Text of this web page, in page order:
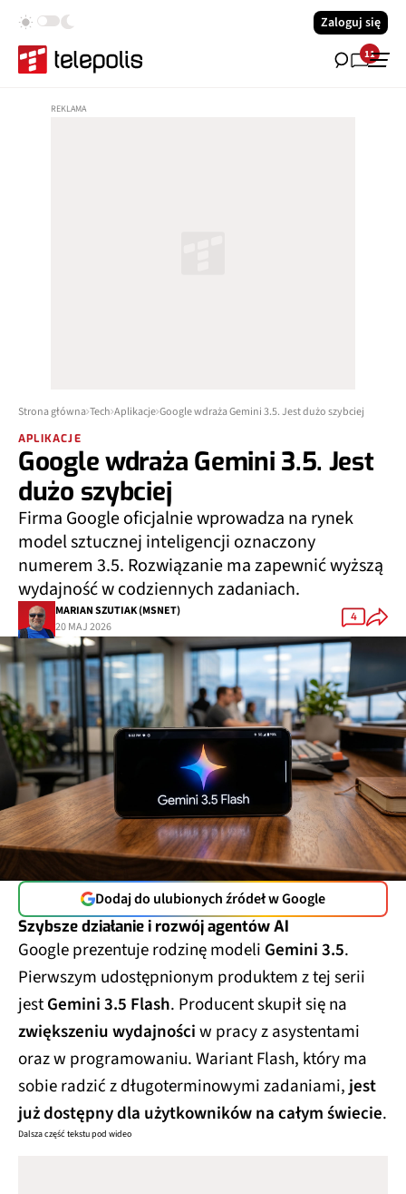
Zaloguj się
11
Strona główna Tech Aplikacje Google wdraża Gemini 3.5. Jest dużo szybciej
APLIKACJE
Google wdraża Gemini 3.5. Jest
dużo szybciej
Firma Google oficjalnie wprowadza na rynek
model sztucznej inteligencji oznaczony
numerem 3.5. Rozwiązanie ma zapewnić wyższą
wydajność w codziennych zadaniach.
MARIAN SZUTIAK (MSNET)
20 MAJ 2026
4
Dodaj do ulubionych źródeł w Google
Szybsze działanie i rozwój agentów AI
Google prezentuje rodzinę modeli Gemini 3.5.
Pierwszym udostępnionym produktem z tej serii
jestGemini 3.5 Flash. Producent skupił się na
zwiększeniu wydajnościw pracy z asystentami
oraz w programowaniu. Wariant Flash, który ma
sobie radzić z długoterminowymi zadaniami, jest
już dostępny dla użytkowników na całym świecie.
Dalsza część tekstu pod wideo